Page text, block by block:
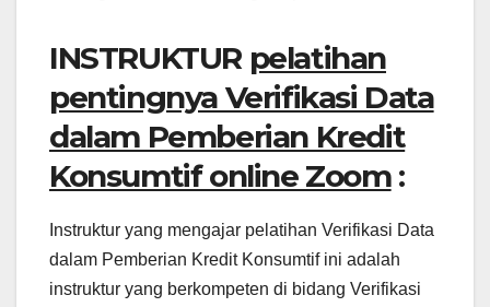
INSTRUKTUR pelatihan
pentingnya Verifikasi Data
dalam Pemberian Kredit
Konsumtif online Zoom:
Instruktur yang mengajar pelatihan Verifikasi Data
dalam Pemberian Kredit Konsumtif ini adalah
instruktur yang berkompeten di bidang Verifikasi